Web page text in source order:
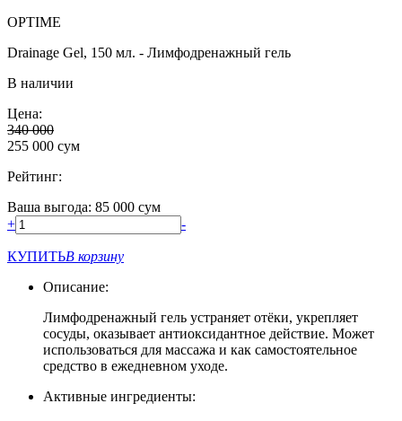
OPTIME
Drainage Gel, 150 мл. - Лимфодренажный гель
В наличии
Цена:
340 000
255 000 сум
Рейтинг:
Ваша выгода: 85 000 сум
+
-
КУПИТЬВ корзину
Описание:
Лимфодренажный гель устраняет отёки, укрепляет
сосуды, оказывает антиоксидантное действие. Может
использоваться для массажа и как самостоятельное
средство в ежедневном уходе.
Активные ингредиенты: